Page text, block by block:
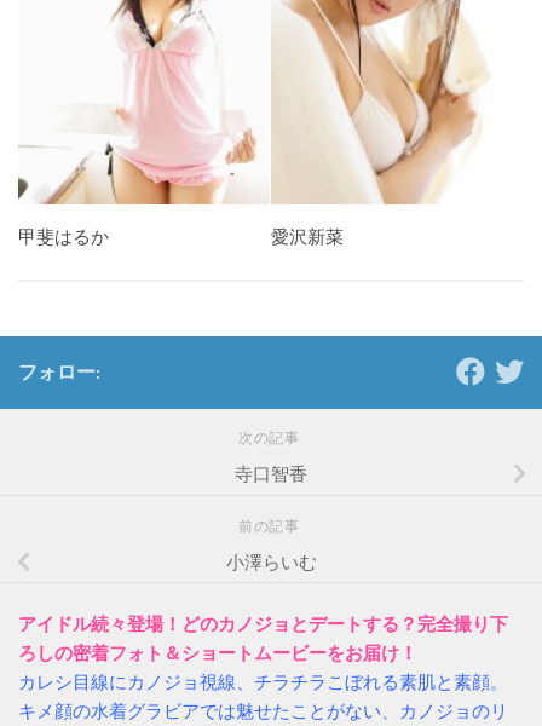
甲斐はるか 愛沢新菜
フォロー:
次の記事
寺口智香
前の記事
小澤らいむ
アイドル続々登場！どのカノジョとデートする？完全撮り下
ろしの密着フォト＆ショートムービーをお届け！
カレシ目線にカノジョ視線、チラチラこぼれる素肌と素顔。
キメ顔の水着グラビアでは魅せたことがない、カノジョのリ